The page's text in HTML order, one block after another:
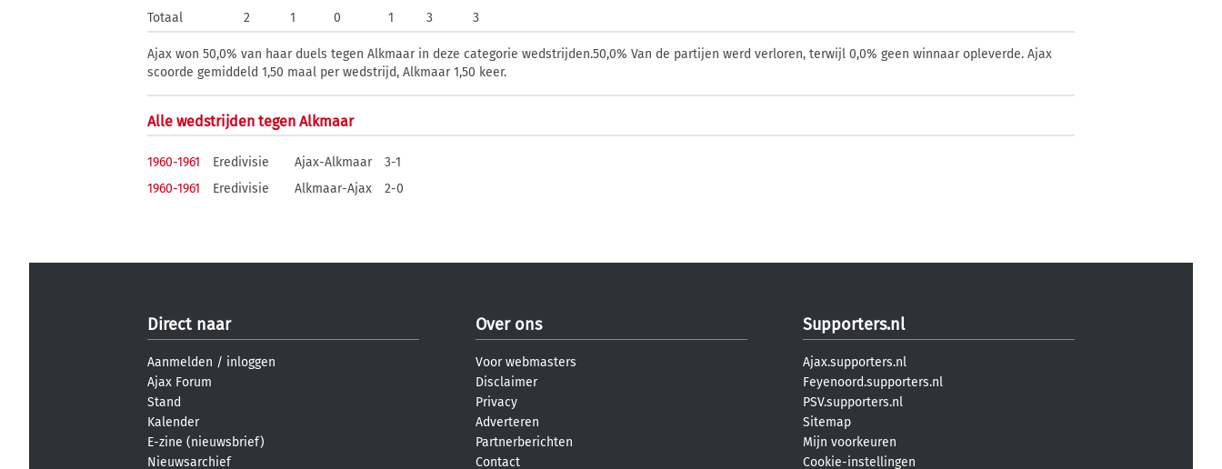
Totaal
2 1 0 1 3 3
Ajax won 50,0% van haar duels tegen Alkmaar in deze categorie wedstrijden.50,0% Van de partijen werd verloren, terwijl 0,0% geen winnaar opleverde. Ajax
scoorde gemiddeld 1,50 maal per wedstrijd, Alkmaar 1,50 keer.
Alle wedstrijden tegen Alkmaar
1960-1961 Eredivisie Ajax-Alkmaar
3-1
1960-1961
Eredivisie Alkmaar-Ajax 2-0
Direct naar
Aanmelden / inloggen
Ajax Forum
Stand
Kalender
E-zine (nieuwsbrief)
Nieuwsarchief
Over ons
Voor webmasters
Disclaimer
Privacy
Adverteren
Partnerberichten
Contact
Supporters.nl
Ajax.supporters.nl
Feyenoord.supporters.nl
PSV.supporters.nl
Sitemap
Mijn voorkeuren
Cookie-instellingen